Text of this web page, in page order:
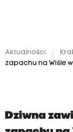
Aktualności
zapachu na Wiśle
Dziwna